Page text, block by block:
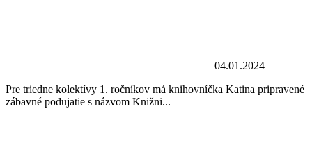
04.01.2024
Pre triedne kolektívy 1. ročníkov má knihovníčka Katina pripravené
zábavné podujatie s názvom Knižni...